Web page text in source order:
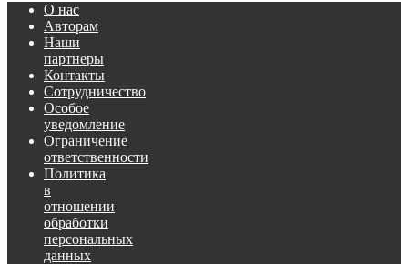
О нас
Авторам
Наши
партнеры
Контакты
Сотрудничество
Особое
уведомление
Ограничение
ответственности
Политика
в
отношении
обработки
персональных
данных